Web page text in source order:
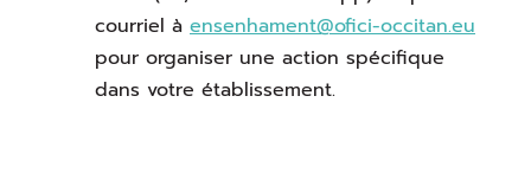
courriel à ensenhament@ofici-occitan.eu
pour organiser une action spécifique
dans votre établissement.